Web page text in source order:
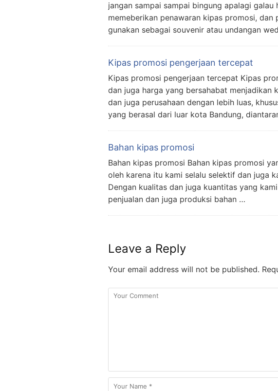
jangan sampai sampai bingung apalagi
memeberikan penawaran kipas promosi,
gunakan sebagai souvenir atau undangan
Kipas promosi pengerjaan tercepat
Kipas promosi pengerjaan tercepat Kipas
dan juga harga yang bersahabat
dan juga perusahaan dengan lebih luas,
yang berasal dari luar kota Bandung,
Bahan kipas promosi
Bahan kipas promosi Bahan kipas promosi
oleh karena itu kami selalu selektif dan juga
Dengan kualitas dan juga kuantitas yang
penjualan dan juga produksi bahan …
Leave a Reply
Your email address will not be published.